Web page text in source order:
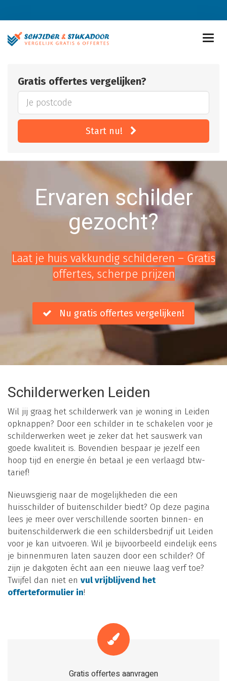
Gratis offertes vergelijken?
Start nu!
Ervaren schilder
gezocht?
Laat je huis vakkundig schilderen – Gratis
offertes, scherpe prijzen
Nu gratis offertes vergelijken!
Schilderwerken Leiden
Wil jij graag het schilderwerk van je woning in Leiden
opknappen? Door een schilder in te schakelen voor je
schilderwerken weet je zeker dat het sauswerk van
goede kwaliteit is. Bovendien bespaar je jezelf een
hoop tijd en energie én betaal je een verlaagd btw-
tarief!
Nieuwsgierig naar de mogelijkheden die een
huisschilder of buitenschilder biedt? Op deze pagina
lees je meer over verschillende soorten binnen- en
buitenschilderwerk die een schildersbedrijf uit Leiden
voor je kan uitvoeren. Wil je bijvoorbeeld eindelijk eens
je binnenmuren laten sauzen door een schilder? Of
zijn je dakgoten écht aan een nieuwe laag verf toe?
Twijfel dan niet en vul vrijblijvend het
offerteformulier in!
Gratis offertes aanvragen